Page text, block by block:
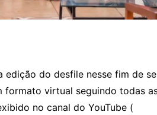
do desfile nesse fim de
formato virtual seguindo todas
no canal do YouTube (